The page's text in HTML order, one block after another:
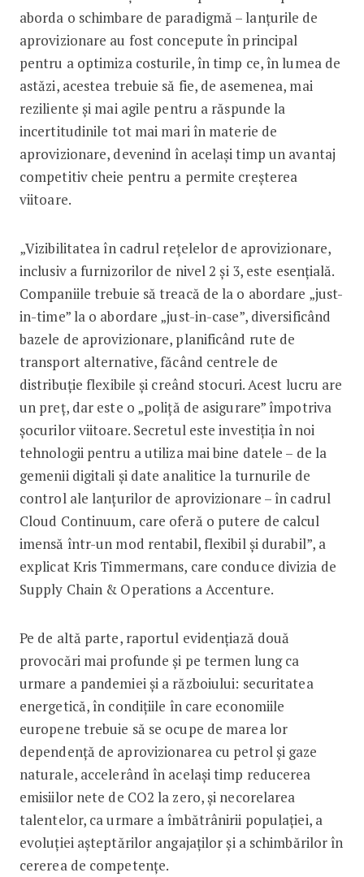
aborda o schimbare de paradigmă – lanţurile de
aprovizionare au fost concepute în principal
pentru a optimiza costurile, în timp ce, în lumea de
astăzi, acestea trebuie să fie, de asemenea, mai
reziliente şi mai agile pentru a răspunde la
incertitudinile tot mai mari în materie de
aprovizionare, devenind în acelaşi timp un avantaj
competitiv cheie pentru a permite creşterea
viitoare.
„Vizibilitatea în cadrul reţelelor de aprovizionare,
inclusiv a furnizorilor de nivel 2 şi 3, este esenţială.
Companiile trebuie să treacă de la o abordare „just-
in-time” la o abordare „just-in-case”, diversificând
bazele de aprovizionare, planificând rute de
transport alternative, făcând centrele de
distribuţie flexibile şi creând stocuri. Acest lucru are
un preţ, dar este o „poliţă de asigurare” împotriva
şocurilor viitoare. Secretul este investiţia în noi
tehnologii pentru a utiliza mai bine datele – de la
gemenii digitali şi date analitice la turnurile de
control ale lanţurilor de aprovizionare – în cadrul
Cloud Continuum, care oferă o putere de calcul
imensă într-un mod rentabil, flexibil şi durabil”, a
explicat Kris Timmermans, care conduce divizia de
Supply Chain & Operations a Accenture.
Pe de altă parte, raportul evidenţiază două
provocări mai profunde şi pe termen lung ca
urmare a pandemiei şi a războiului: securitatea
energetică, în condiţiile în care economiile
europene trebuie să se ocupe de marea lor
dependenţă de aprovizionarea cu petrol şi gaze
naturale, accelerând în acelaşi timp reducerea
emisiilor nete de CO2 la zero, şi necorelarea
talentelor, ca urmare a îmbătrânirii populaţiei, a
evoluţiei aşteptărilor angajaţilor şi a schimbărilor în
cererea de competenţe.